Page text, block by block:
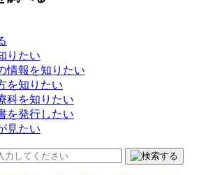
りたい
情報を知りたい
を知りたい
科を知りたい
を発行したい
見たい